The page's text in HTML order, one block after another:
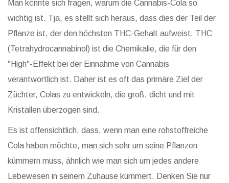
Man könnte sich fragen, warum die Cannabis-Cola so
wichtig ist. Tja, es stellt sich heraus, dass dies der Teil der
Pflanze ist, der den höchsten THC-Gehalt aufweist. THC
(Tetrahydrocannabinol) ist die Chemikalie, die für den
"High"-Effekt bei der Einnahme von Cannabis
verantwortlich ist. Daher ist es oft das primäre Ziel der
Züchter, Colas zu entwickeln, die groß, dicht und mit
Kristallen überzogen sind.
Es ist offensichtlich, dass, wenn man eine rohstoffreiche
Cola haben möchte, man sich sehr um seine Pflanzen
kümmern muss, ähnlich wie man sich um jedes andere
Lebewesen in seinem Zuhause kümmert. Denken Sie nur